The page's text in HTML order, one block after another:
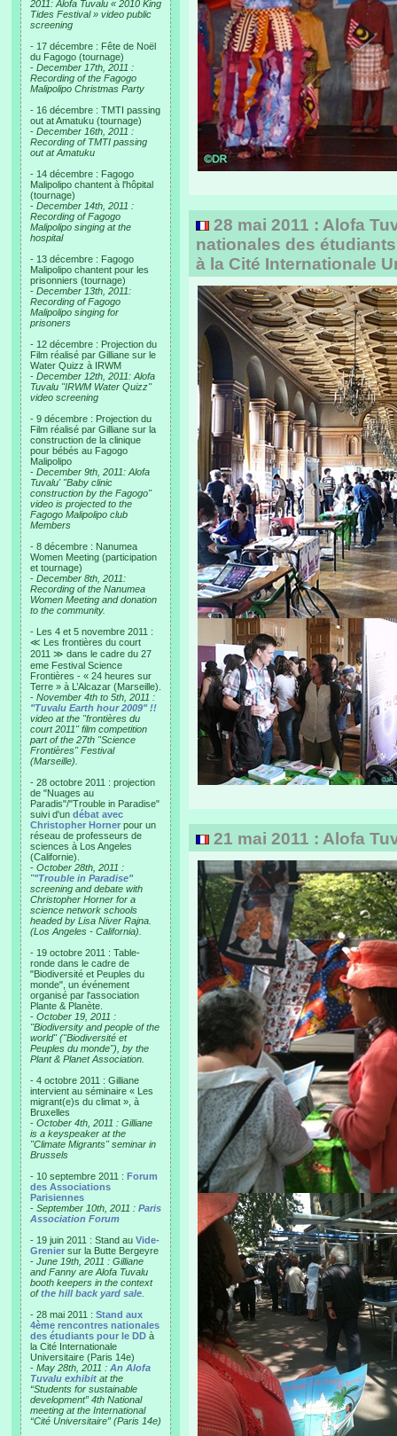
2011: Alofa Tuvalu « 2010 King
Tides Festival » video public
screening
- 17 décembre : Fête de Noël
du Fagogo (tournage)
- December 17th, 2011 :
Recording of the Fagogo
Malipolipo Christmas Party
- 16 décembre : TMTI passing
out at Amatuku (tournage)
- December 16th, 2011 :
Recording of TMTI passing
out at Amatuku
- 14 décembre : Fagogo
Malipolipo chantent à l'hôpital
(tournage)
- December 14th, 2011 :
Recording of Fagogo
Malipolipo singing at the
hospital
- 13 décembre : Fagogo
Malipolipo chantent pour les
prisonniers (tournage)
- December 13th, 2011:
Recording of Fagogo
Malipolipo singing for
prisoners
- 12 décembre : Projection du
Film réalisé par Gilliane sur le
Water Quizz à IRWM
- December 12th, 2011: Alofa
Tuvalu "IRWM Water Quizz"
video screening
- 9 décembre : Projection du
Film réalisé par Gilliane sur la
construction de la clinique
pour bébés au Fagogo
Malipolipo
- December 9th, 2011: Alofa
Tuvalu' "Baby clinic
construction by the Fagogo"
video is projected to the
Fagogo Malipolipo club
Members
- 8 décembre : Nanumea
Women Meeting (participation
et tournage)
- December 8th, 2011:
Recording of the Nanumea
Women Meeting and donation
to the community.
- Les 4 et 5 novembre 2011 :
≪ Les frontières du court
2011 ≫ dans le cadre du 27
eme Festival Science
Frontières - « 24 heures sur
Terre » à L’Alcazar (Marseille).
- November 4th to 5th, 2011 :
"Tuvalu Earth hour 2009" !!
video at the "frontières du
court 2011" film competition
part of the 27th "Science
Frontières" Festival
(Marseille).
- 28 octobre 2011 : projection
de "Nuages au
Paradis"/"Trouble in Paradise"
suivi d'un débat avec
Christopher Horner pour un
réseau de professeurs de
sciences à Los Angeles
(Californie).
- October 28th, 2011 :
""Trouble in Paradise"
screening and debate with
Christopher Horner for a
science network schools
headed by Lisa Niver Rajna.
(Los Angeles - California).
- 19 octobre 2011 : Table-
ronde dans le cadre de
"Biodiversité et Peuples du
monde", un événement
organisé par l'association
Plante & Planète.
- October 19, 2011 :
"Biodiversity and people of the
world" ("Biodiversité et
Peuples du monde"), by the
Plant & Planet Association.
- 4 octobre 2011 : Gilliane
intervient au séminaire « Les
migrant(e)s du climat », à
Bruxelles
- October 4th, 2011 : Gilliane
is a keyspeaker at the
"Climate Migrants" seminar in
Brussels
- 10 septembre 2011 : Forum
des Associations
Parisiennes
- September 10th, 2011 : Paris
Association Forum
- 19 juin 2011 : Stand au Vide-
Grenier sur la Butte Bergeyre
- June 19th, 2011 : Gilliane
and Fanny are Alofa Tuvalu
booth keepers in the context
ofthe hill back yard sale
- 28 mai 2011 : Stand aux
4ème rencontres nationales
des étudiants pour le DD à
la Cité Internationale
Universitaire (Paris 14e)
- May 28th, 2011 : An Alofa
Tuvalu exhibit at the
“Students for sustainable
development” 4th National
meeting at the International
“Cité Universitaire” (Paris 14e)
28 mai 2011 : Alofa
nationales des
à la Cité Internationale
21 mai 2011 : Alofa